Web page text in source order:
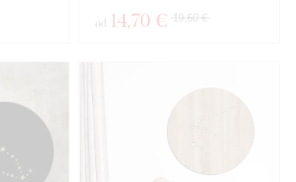
od 14,70 € 19,60 €